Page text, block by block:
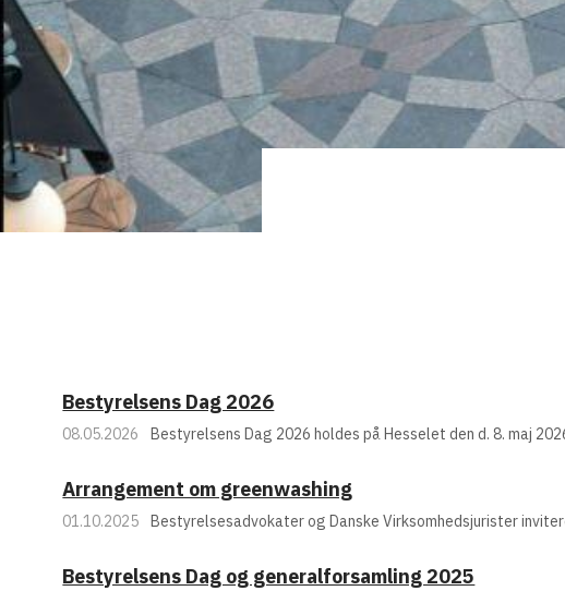
Bestyrelsens Dag 2026
08.05.2026 Bestyrelsens Dag 2026 holdes på Hesselet den d. 8. maj
Arrangement om greenwashing
01.10.2025 Bestyrelsesadvokater og Danske Virksomhedsjurister
Bestyrelsens Dag og generalforsamling 2025